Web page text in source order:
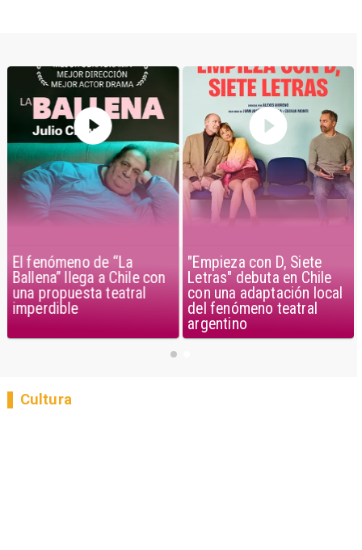
El fenómeno de “La
Ballena” llega a Chile con
una propuesta teatral
imperdible
"Empieza con D, Siete
Letras" debuta en Chile
con una adaptación local
del fenómeno teatral
argentino
Cultura